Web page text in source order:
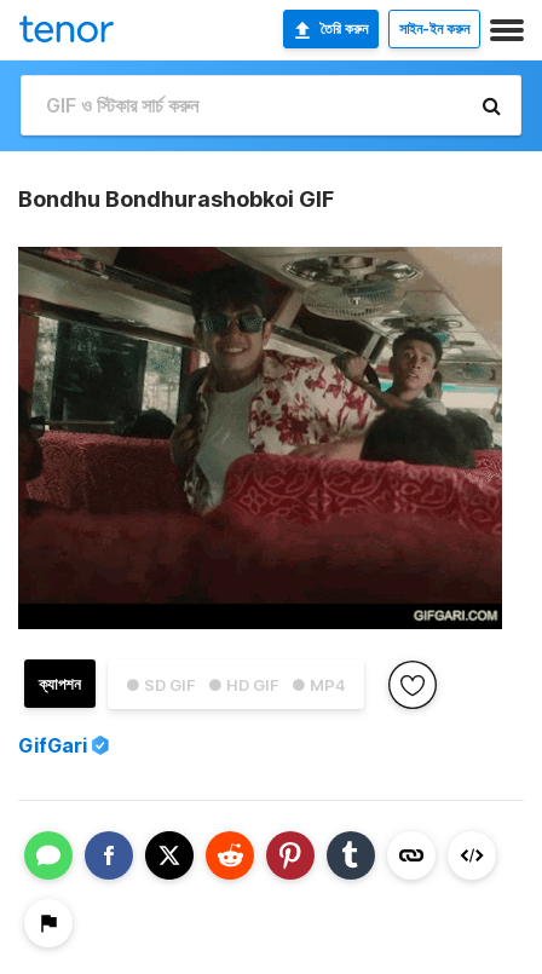
তৈরি করুন সাইন-ইন করুন
Bondhu Bondhurashobkoi GIF
● SD GIF ● HD GIF ● MP4
ক্যাপশন
GifGari